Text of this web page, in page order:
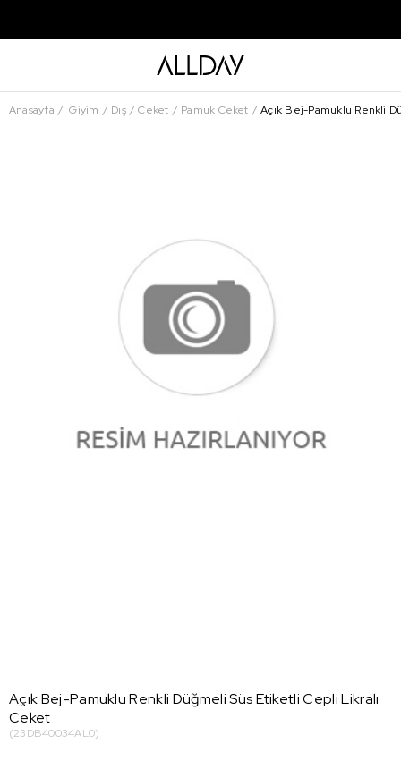
Anasayfa Giyim Dış Ceket Pamuk Ceket Açık Bej-Pamuklu Renkli
Açık Bej-Pamuklu Renkli Düğmeli Süs Etiketli Cepli Likralı
Ceket
(23DB40034AL0)